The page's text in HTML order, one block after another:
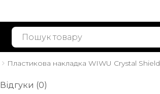
Пластикова накладка WIWU Crystal
Відгуки (0)